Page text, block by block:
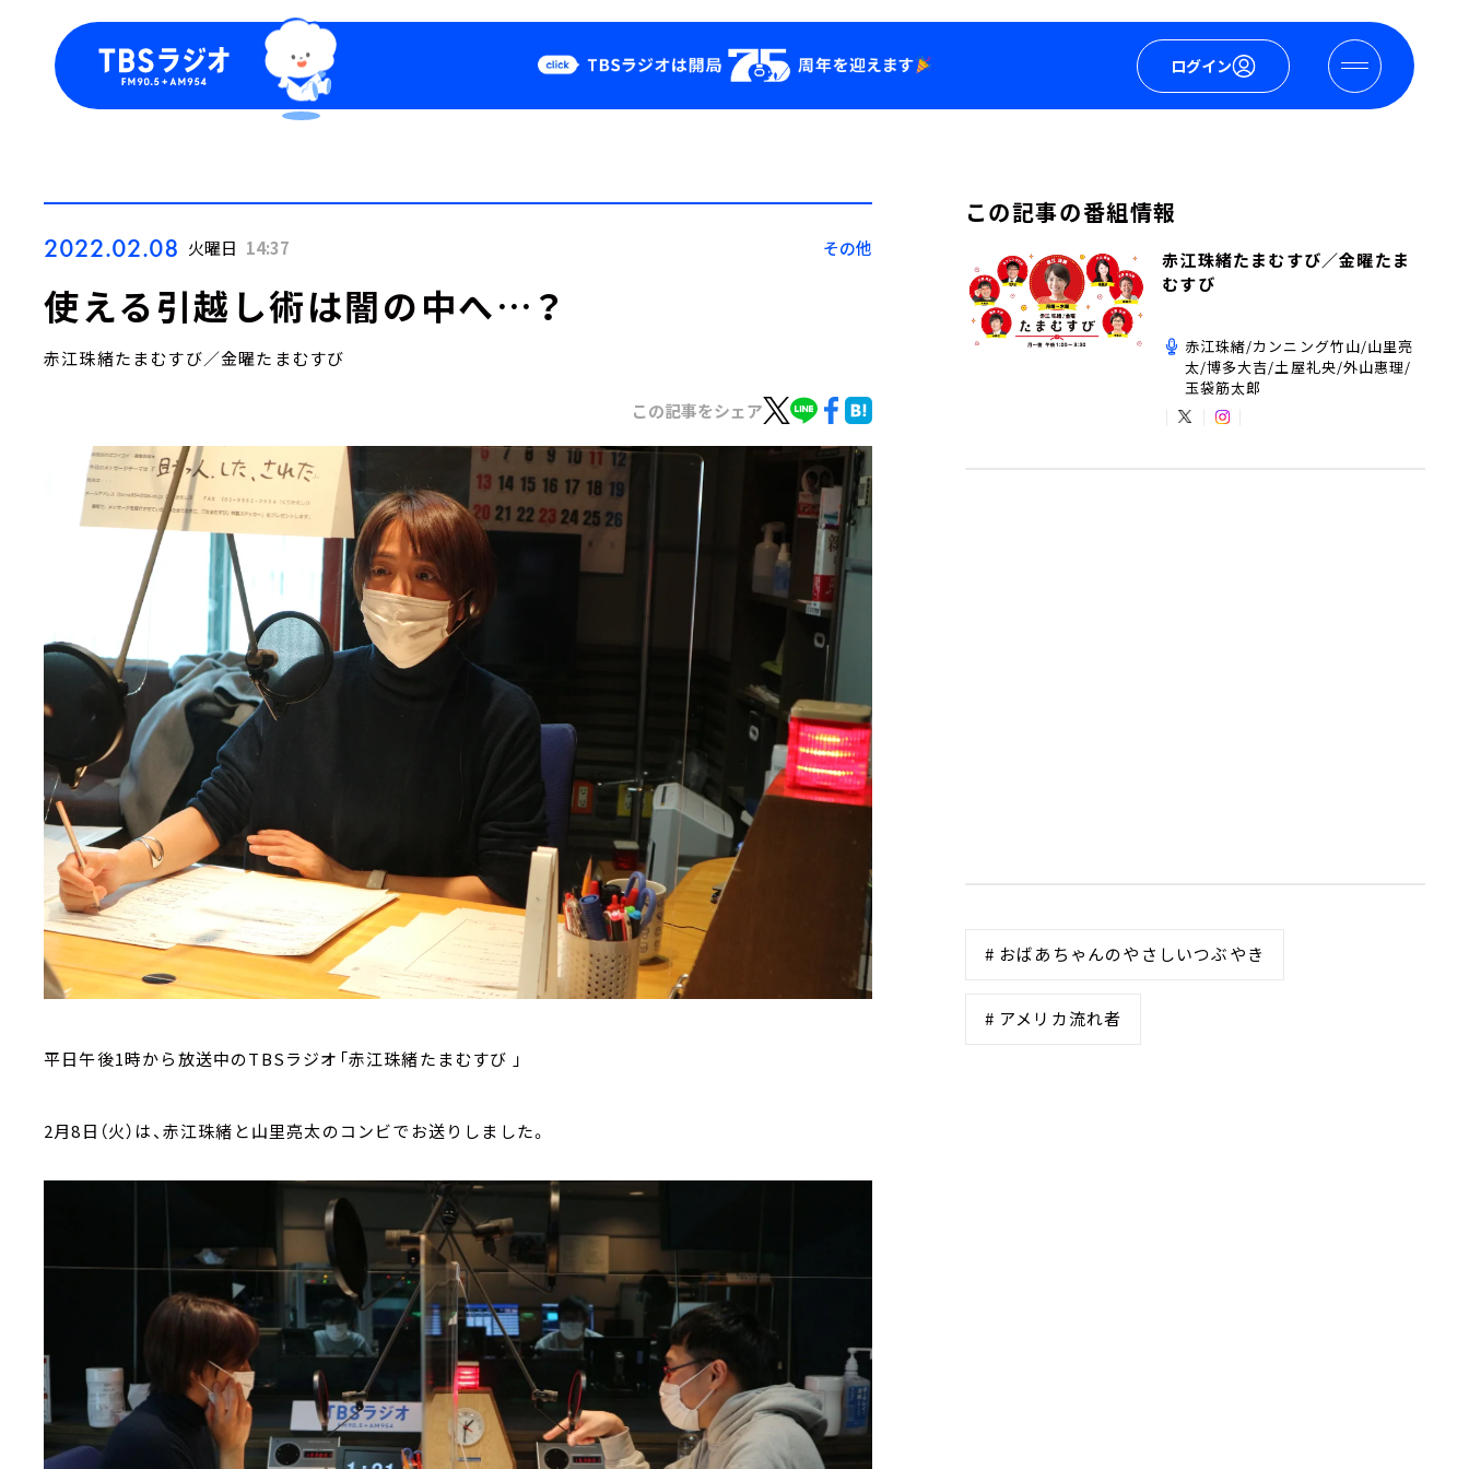
ログイン
Podcast
YouTube
2022.02.08 火曜日 14:37 その他
使える引越し術は闇の中へ…？
赤江珠緒たまむすび／金曜たまむすび
この記事をシェア
平日午後1時から放送中のTBSラジオ「赤江珠緒たまむすび 」
2月8日（火）は、赤江珠緒と山里亮太のコンビでお送りしました。
この記事の番組情報
赤江珠緒たまむすび／金曜たま
むすび
赤江珠緒/カンニング竹山/山里亮
太/博多大吉/土屋礼央/外山惠理/
玉袋筋太郎
# おばあちゃんのやさしいつぶやき
# アメリカ流れ者